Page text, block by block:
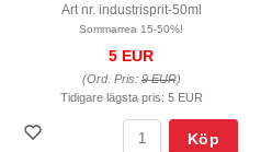
Art nr. industrisprit-50ml
Sommarrea 15-50%!
5 EUR
(Ord. Pris:9 EUR)
Tidigare lägsta pris: 5 EUR
Köp